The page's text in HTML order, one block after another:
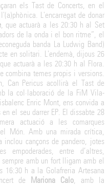
els Tast de Concerts, en el
L'encarregat de donar
, que actuarà a les 20:30 h al Set
de la onda i el bon ritme”, el
banda La Ludwig Band)
en solitari. L'endemà, dijous 26
actuarà a les 20:30 h al Flora.
combina temes propis i versions.
Can Pericus acollirà el Tast de
la col·laboració de la FiM Vila-
Enric Mont, ens convida a
el seu darrer EP. El dissabte 28
actuació a les comarques
Món. Amb una mirada crítica,
cançons de pandero, jotes
empoderades, entre d’altres,
amb un fort lligam amb el
h a la Golafreria Artesana
de
Mariona Calo, amb la